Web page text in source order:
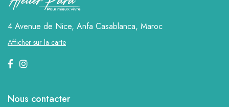
4 Avenue de Nice, Anfa Casablanca, Maroc
Afficher sur la carte
Nous contacter